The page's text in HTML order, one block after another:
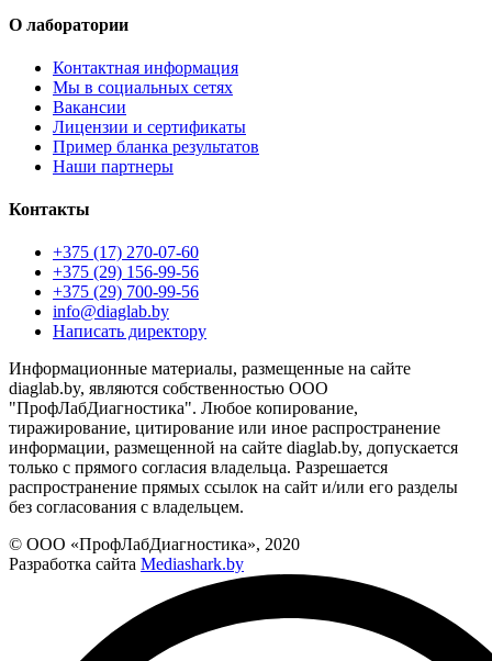
О лаборатории
Контактная информация
Мы в социальных сетях
Вакансии
Лицензии и сертификаты
Пример бланка результатов
Наши партнеры
Контакты
+375 (17) 270-07-60
+375 (29) 156-99-56
+375 (29) 700-99-56
info@diaglab.by
Написать директору
Информационные материалы, размещенные на сайте
diaglab.by, являются собственностью ООО
"ПрофЛабДиагностика". Любое копирование,
тиражирование, цитирование или иное распространение
информации, размещенной на сайте diaglab.by, допускается
только с прямого согласия владельца. Разрешается
распространение прямых ссылок на сайт и/или его разделы
без согласования с владельцем.
© ООО «ПрофЛабДиагностика», 2020
Разработка сайта Mediashark.by